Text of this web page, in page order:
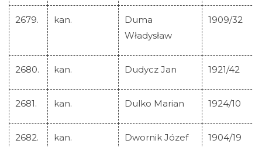
2679. kan.
Duma
Władysław
1909/32
2680. kan. Dudycz Jan 1921/42
2681. kan. Dulko Marian 1924/10
2682. kan. Dwornik Józef 1904/19